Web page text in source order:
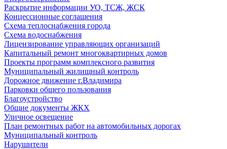
Раскрытие информации УО, ТСЖ, ЖСК
Концессионные соглашения
Схема теплоснабжения города
Схема водоснабжения
Лицензирование управляющих организаций
Капитальный ремонт многоквартирных домов
Проекты программ комплексного развития
Муниципальный жилищный контроль
Дорожное движение г.Владимира
Парковки общего пользования
Благоустройство
Общие документы ЖКХ
Уличное освещение
План ремонтных работ на автомобильных дорогах
Муниципальный контроль
Нарушители